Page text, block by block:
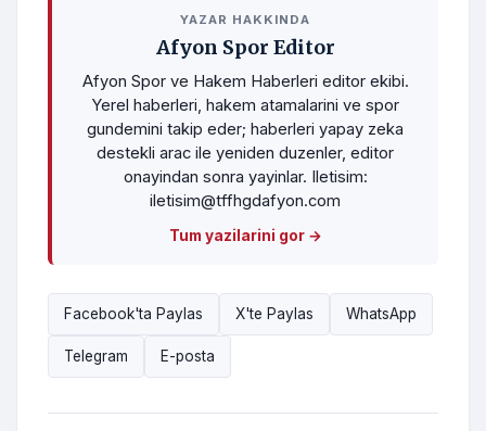
YAZAR HAKKINDA
Afyon Spor Editor
Afyon Spor ve Hakem Haberleri editor ekibi.
Yerel haberleri, hakem atamalarini ve spor
gundemini takip eder; haberleri yapay zeka
destekli arac ile yeniden duzenler, editor
onayindan sonra yayinlar. Iletisim:
iletisim@tffhgdafyon.com
Tum yazilarini gor →
Facebook'ta Paylas X'te Paylas WhatsApp
Telegram E-posta